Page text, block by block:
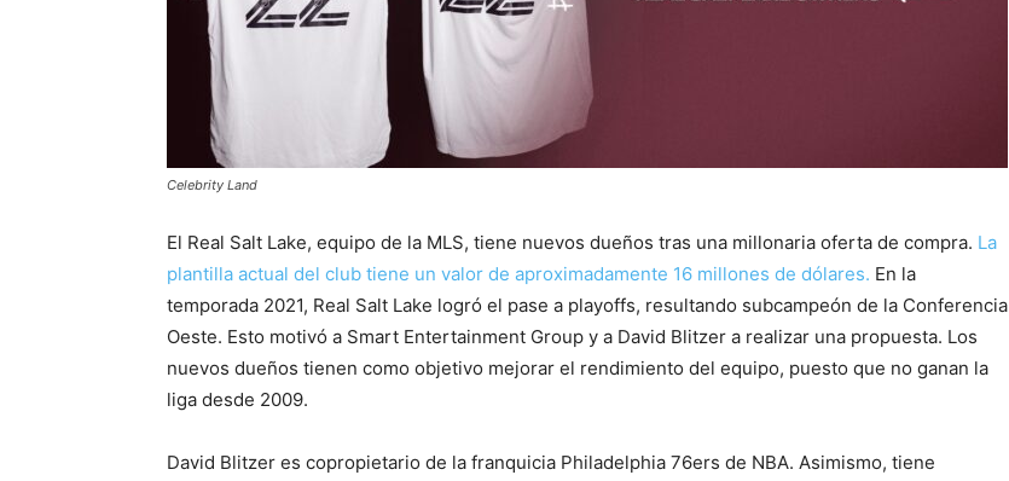
Celebrity Land
El Real Salt Lake, equipo de la MLS, tiene nuevos dueños tras una millonaria oferta de compra. La
plantilla actual del club tiene un valor de aproximadamente 16 millones de dólares. En la
temporada 2021, Real Salt Lake logró el pase a playoffs, resultando subcampeón de la Conferencia
Oeste. Esto motivó a Smart Entertainment Group y a David Blitzer a realizar una propuesta. Los
nuevos dueños tienen como objetivo mejorar el rendimiento del equipo, puesto que no ganan la
liga desde 2009.
David Blitzer es copropietario de la franquicia Philadelphia 76ers de NBA. Asimismo, tiene